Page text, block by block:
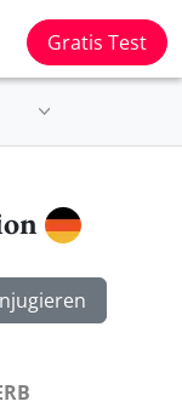
Gratis Test